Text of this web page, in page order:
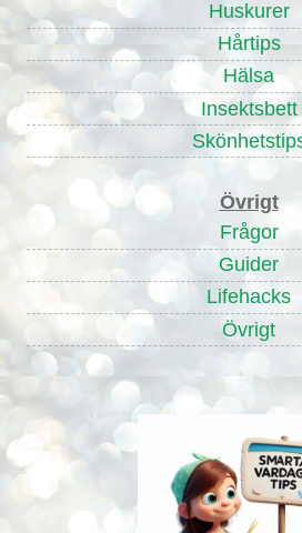
Huskurer
Hårtips
Hälsa
Insektsbett
Övrigt
Frågor
Guider
Lifehacks
Övrigt